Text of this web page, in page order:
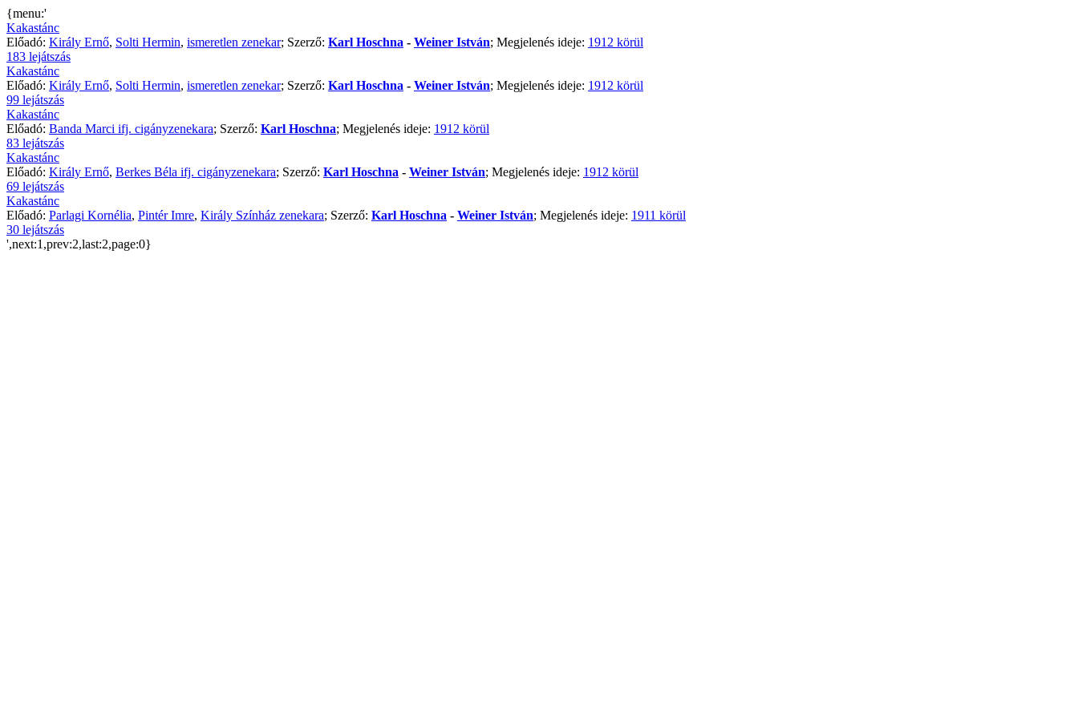
{menu:'
Kakastánc
Előadó: Király Ernő, Solti Hermin, ismeretlen zenekar; Szerző: Karl Hoschna - Weiner István; Megjelenés ideje: 1912 körül
183 lejátszás
Kakastánc
Előadó: Király Ernő, Solti Hermin, ismeretlen zenekar; Szerző: Karl Hoschna - Weiner István; Megjelenés ideje: 1912 körül
99 lejátszás
Kakastánc
Előadó: Banda Marci ifj. cigányzenekara; Szerző: Karl Hoschna; Megjelenés ideje: 1912 körül
83 lejátszás
Kakastánc
Előadó: Király Ernő, Berkes Béla ifj. cigányzenekara; Szerző: Karl Hoschna - Weiner István; Megjelenés ideje: 1912 körül
69 lejátszás
Kakastánc
Előadó: Parlagi Kornélia, Pintér Imre, Király Színház zenekara; Szerző: Karl Hoschna - Weiner István; Megjelenés ideje: 1911 körül
30 lejátszás
',next:1,prev:2,last:2,page:0}